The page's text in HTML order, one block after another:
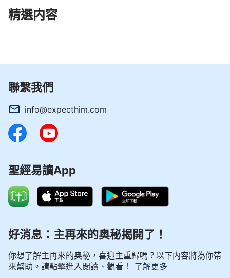
精選内容
聯繫我們
info@expecthim.com
聖經易讀App
好消息：主再來的奥秘揭開了！
你想了解主再來的奥秘，喜迎主重歸嗎？以下内容將為你帶
來幫助。請點擊進入閲讀、觀看！
了解更多